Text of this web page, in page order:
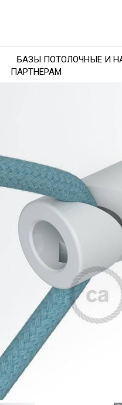
БАЗЫ ПОТОЛОЧНЫЕ И
ПАРТНЕРАМ